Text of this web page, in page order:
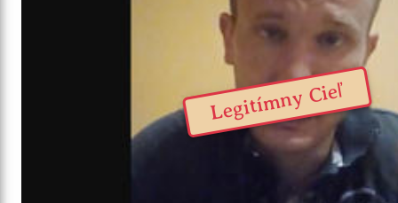
Legitímny Cieľ